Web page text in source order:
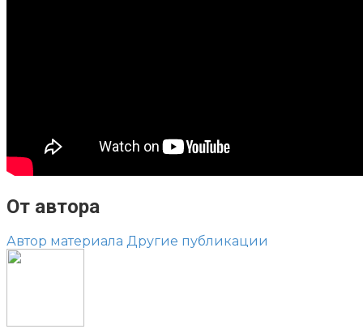
От автора
Автор материала Другие публикации